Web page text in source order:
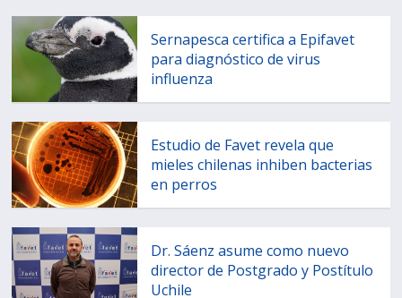
Sernapesca certifica a Epifavet
para diagnóstico de virus
influenza
Estudio de Favet revela que
mieles chilenas inhiben bacterias
en perros
Dr. Sáenz asume como nuevo
director de Postgrado y Postítulo
Uchile